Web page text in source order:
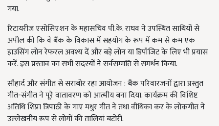
गया.
रिटायरीज एसोसिएशन के महासचिव पी.के. राघव ने उपस्थित साथियों से
अपील की कि वे बैंक के विकास में सहयोग के रूप में कम से कम एक
हाउसिंग लोन रेफरल अवश्य दें और बड़े लोन या डिपॉजिट के लिए भी प्रयास
करें. इस प्रस्ताव का सभी सदस्यों ने सर्वसम्मति से समर्थन किया.
सौहार्द और संगीत से सराबोर रहा आयोजन : बैंक परिवारजनों द्वारा प्रस्तुत
गीत-संगीत ने पूरे वातावरण को आत्मीय बना दिया. कार्यक्रम की विशिष्ट
अतिथि शिप्रा त्रिपाठी के गाए मधुर गीत ने तथा वीथिका कर के लोकगीत ने
उल्लेखनीय रूप से लोगों की तालियां बटोरी.